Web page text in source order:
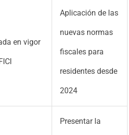
en vigor
Aplicación de las
nuevas normas
fiscales para
residentes desde
2024
Presentar la